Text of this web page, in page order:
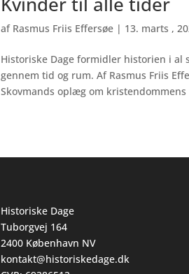
af Rasmus Friis Effersøe | 13. marts ,
Historiske Dage formidler historien i
gennem tid og rum. Af Rasmus Friis
Skovmands oplæg om kristendommens
Historiske Dage
Tuborgvej 164
2400 København NV
kontakt@historiskedage.dk